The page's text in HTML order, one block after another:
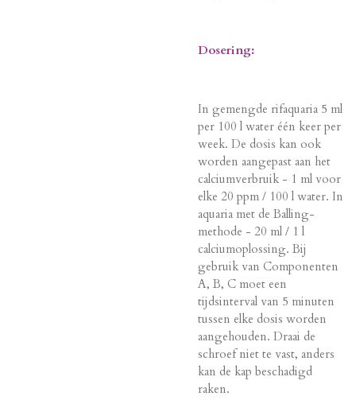
Dosering:
In gemengde rifaquaria 5 ml
per 100 l water één keer per
week. De dosis kan ook
worden aangepast aan het
calciumverbruik - 1 ml voor
elke 20 ppm / 100 l water. In
aquaria met de Balling-
methode - 20 ml / 1 l
calciumoplossing. Bij
gebruik van Componenten
A, B, C moet een
tijdsinterval van 5 minuten
tussen elke dosis worden
aangehouden. Draai de
schroef niet te vast, anders
kan de kap beschadigd
raken.